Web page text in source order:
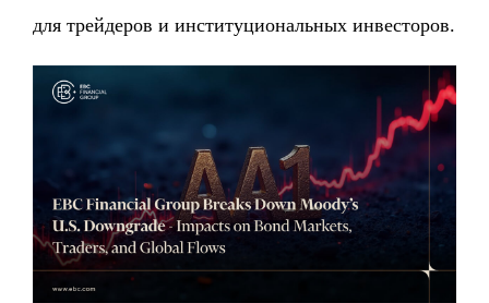
для трейдеров и институциональных инвесторов.